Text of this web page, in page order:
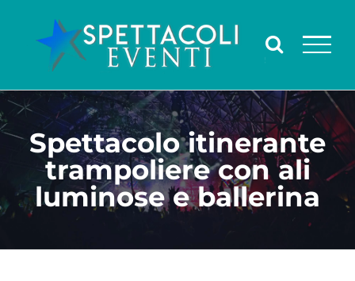
contenuto
Spettacolo itinerante
trampoliere con ali
luminose e ballerina